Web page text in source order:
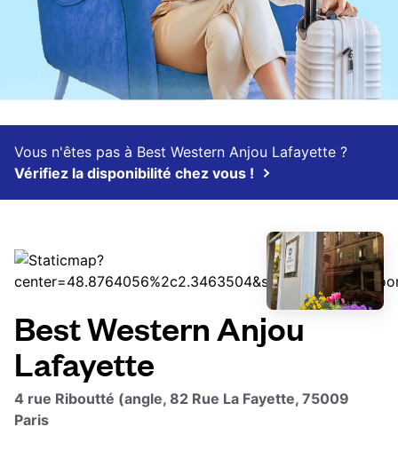
Vous n'êtes pas à Best Western Anjou Lafayette ?
Vérifiez la disponibilité chez vous !
Best Western Anjou
Lafayette
4 rue Riboutté (angle, 82 Rue La Fayette, 75009
Paris